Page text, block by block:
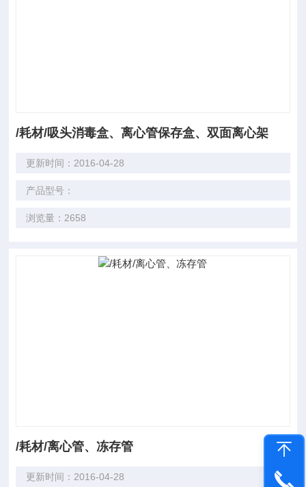
/耗材/吸头消毒盒、离心管保存盒、双面离心架
更新时间：2016-04-28
产品型号：
浏览量：2658
/耗材/离心管、冻存管
更新时间：2016-04-28